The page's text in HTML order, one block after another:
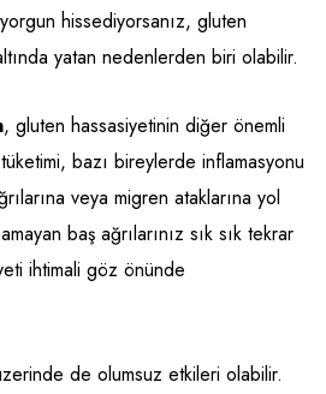
hissediyorsanız, gluten
yatan nedenlerden biri olabilir.
, gluten hassasiyetinin diğer önemli
bazı bireylerde inflamasyonu
veya migren ataklarına yol
baş ağrılarınız sık sık tekrar
ihtimali göz önünde
de olumsuz etkileri olabilir.